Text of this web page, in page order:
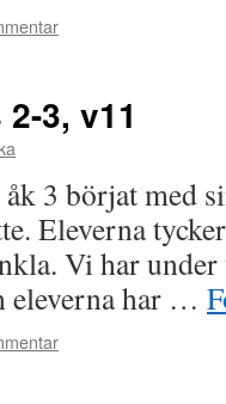
3, v11
3 börjat med
Eleverna
Vi har
eleverna har …